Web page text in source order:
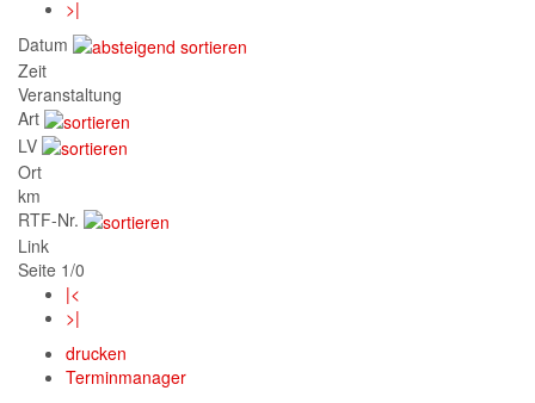
>|
Datum
Zeit
Veranstaltung
Art
LV
Ort
km
RTF-Nr.
Link
Seite 1/0
|<
>|
drucken
Terminmanager